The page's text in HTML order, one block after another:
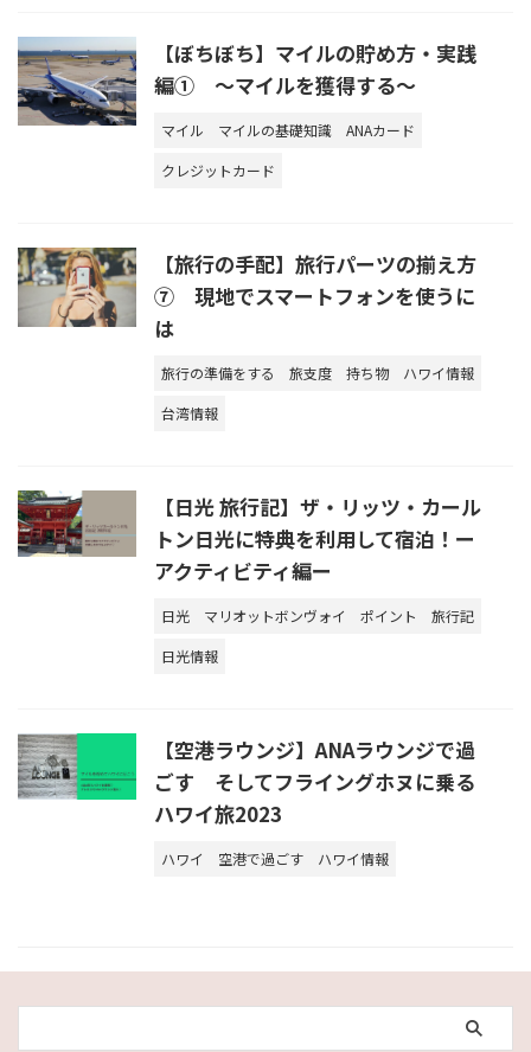
【ぼちぼち】マイルの貯め方・実践
編① ～マイルを獲得する～
マイル マイルの基礎知識
ANAカード
クレジットカード
【旅行の手配】旅行パーツの揃え方
⑦ 現地でスマートフォンを使うに
は
旅行の準備をする 旅支度 持ち物
ハワイ情報
台湾情報
【日光 旅行記】ザ・リッツ・カール
トン日光に特典を利用して宿泊！ー
アクティビティ編ー
日光 マリオットボンヴォイ ポイント
旅行記
日光情報
【空港ラウンジ】ANAラウンジで過
ごす そしてフライングホヌに乗る
ハワイ旅2023
ハワイ 空港で過ごす ハワイ情報